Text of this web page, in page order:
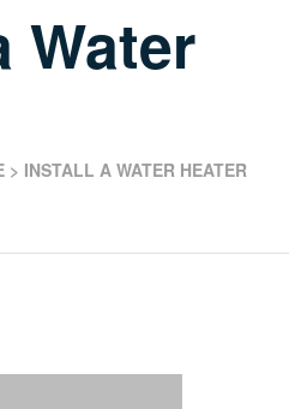
Water
> INSTALL A WATER HEATER